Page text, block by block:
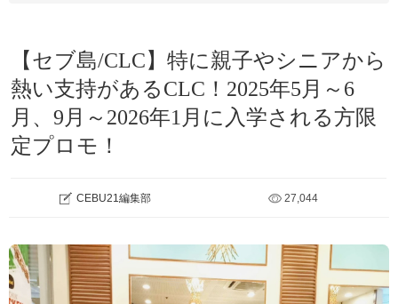
【セブ島/CLC】特に親子やシニアから
熱い支持があるCLC！2025年5月～6
月、9月～2026年1月に入学される方限
定プロモ！
CEBU21編集部 27,044